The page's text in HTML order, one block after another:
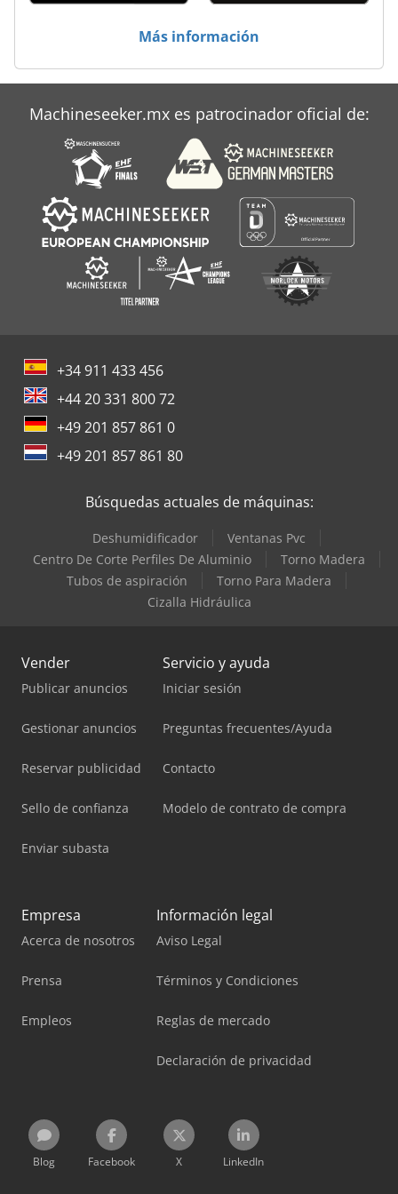
Áreas De AplicaciónMás información
Machineseeker.mx es patrocinador oficial de:
+34 911 433 456
+44 20 331 800 72
+49 201 857 861 0
+49 201 857 861 80
Búsquedas actuales de máquinas:
Deshumidificador
Ventanas Pvc
Centro De Corte Perfiles De Aluminio
Torno Madera
Tubos de aspiración
Torno Para Madera
Cizalla Hidráulica
Vender
Publicar anuncios
Gestionar anuncios
Reservar publicidad
Sello de confianza
Enviar subasta
Servicio y ayuda
Iniciar sesión
Preguntas frecuentes/Ayuda
Contacto
Modelo de contrato de compra
Empresa
Acerca de nosotros
Prensa
Empleos
Información legal
Aviso Legal
Términos y Condiciones
Reglas de mercado
Declaración de privacidad
Blog Facebook X LinkedIn